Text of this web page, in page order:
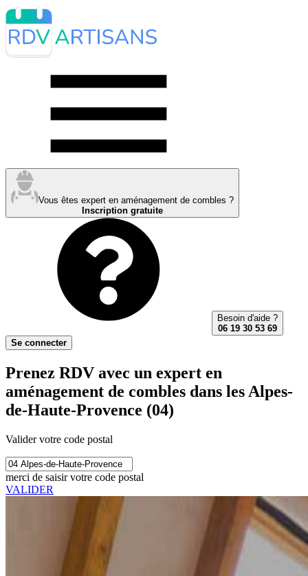
Vous êtes expert en aménagement de combles ?
Inscription gratuite
Besoin d'aide ?
06 19 30 53 69
Se connecter
Prenez RDV avec un expert en
aménagement de combles dans les Alpes-
de-Haute-Provence (04)
Valider votre code postal
merci de saisir votre code postal
VALIDER